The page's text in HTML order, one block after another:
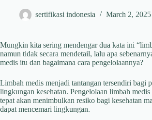
sertifikasi indonesia March 2, 2025
Mungkin kita sering mendengar dua kata ini
namun tidak secara mendetail, lalu apa
medis itu dan bagaimana cara pengelolaannya?
Limbah medis menjadi tantangan tersendiri bagi
lingkungan kesehatan. Pengelolaan limbah
tepat akan menimbulkan resiko bagi kesehatan
dapat mencemari lingkungan.